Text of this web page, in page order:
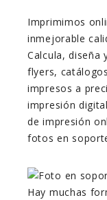
Imprimimos
inmejorable
Calcula,
flyers,
impresos a
impresión
de impresión
fotos en
Hay muchas